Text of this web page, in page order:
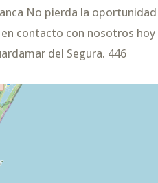
No pierda la
en contacto con nosotros
del Segura. 446